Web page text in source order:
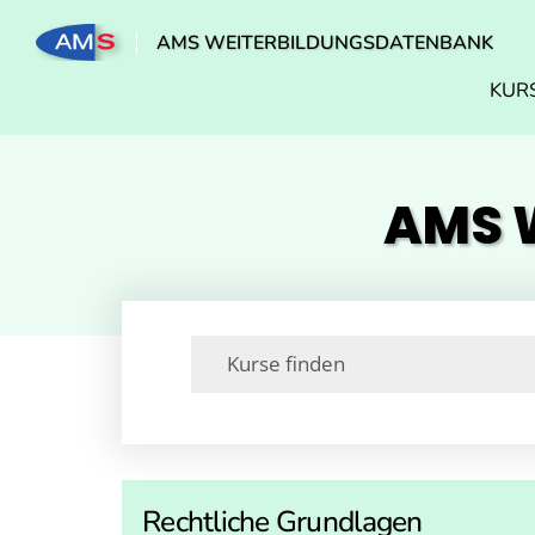
AMS WEITERBILDUNGSDATENBANK
AMS
Rechtliche Grundlagen